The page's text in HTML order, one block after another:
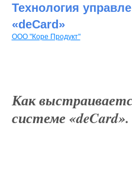
Технология
«deCard»
ООО "Коре Продукт"
Как
системе «deCard».